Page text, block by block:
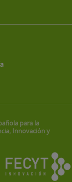
para la
Innovación y